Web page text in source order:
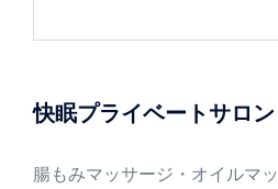
快眠プライベートサロ
腸もみマッサージ・オイルマ